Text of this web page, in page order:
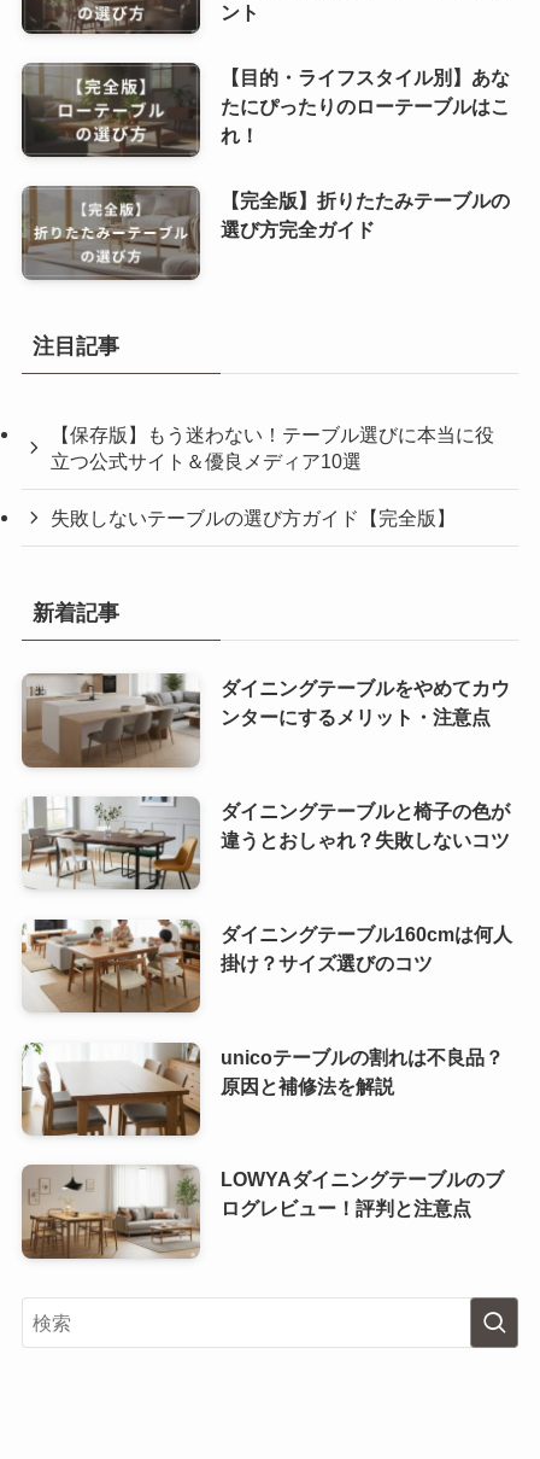
ント
【目的・ライフスタイル別】あな
たにぴったりのローテーブルはこ
れ！
【完全版】折りたたみテーブルの
選び方完全ガイド
注目記事
【保存版】もう迷わない！テーブル選びに本当に役
立つ公式サイト＆優良メディア10選
失敗しないテーブルの選び方ガイド【完全版】
新着記事
ダイニングテーブルをやめてカウ
ンターにするメリット・注意点
ダイニングテーブルと椅子の色が
違うとおしゃれ？失敗しないコツ
ダイニングテーブル160cmは何人
掛け？サイズ選びのコツ
unicoテーブルの割れは不良品？
原因と補修法を解説
LOWYAダイニングテーブルのブ
ログレビュー！評判と注意点